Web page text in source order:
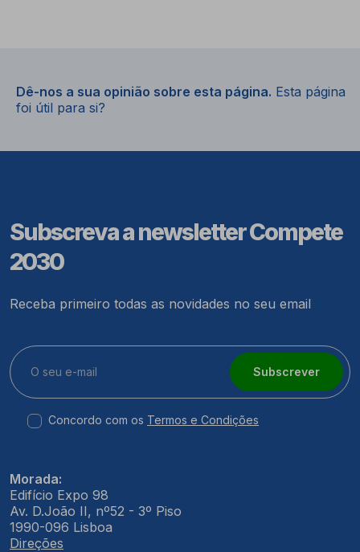
Dê-nos a sua opinião sobre esta página. Esta página
foi útil para si?
Subscreva a newsletter Compete
2030
Receba primeiro todas as novidades no seu email
Subscrever
Concordo com os Termos e Condições
Morada:
Edifício Expo 98
Av. D.João II, nº52 - 3º Piso
1990-096 Lisboa
Direções